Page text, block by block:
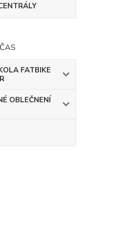
FATBIKE
OBLEČNENÍ